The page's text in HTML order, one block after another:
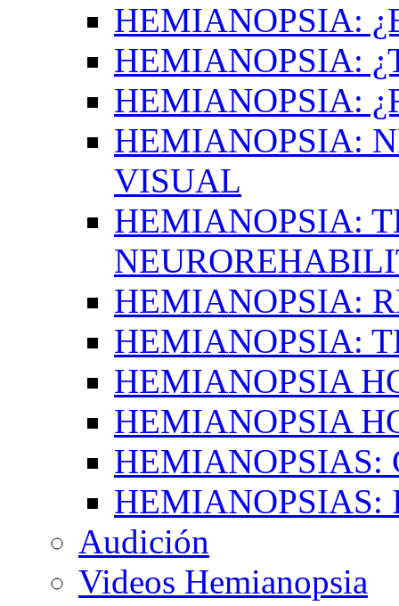
HEMIANOPSIA:
HEMIANOPSIA:
HEMIANOPSIA:
HEMIANOPSIA:
VISUAL
HEMIANOPSIA:
HEMIANOPSIA:
HEMIANOPSIA:
HEMIANOPSIA
HEMIANOPSIA
HEMIANOPSIAS:
HEMIANOPSIAS:
Audición
Videos Hemianopsia